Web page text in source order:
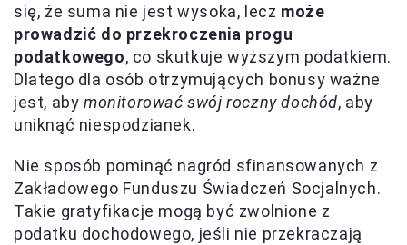
się, że suma nie jest wysoka, lecz może
prowadzić do przekroczenia progu
podatkowego, co skutkuje wyższym podatkiem.
Dlatego dla osób otrzymujących bonusy ważne
jest, aby monitorować swój roczny dochód, aby
uniknąć niespodzianek.
Nie sposób pominąć nagród sfinansowanych z
Zakładowego Funduszu Świadczeń Socjalnych.
Takie gratyfikacje mogą być zwolnione z
podatku dochodowego, jeśli nie przekraczają